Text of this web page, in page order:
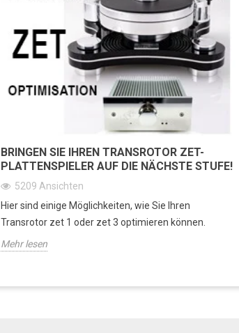
BRINGEN SIE IHREN TRANSROTOR ZET-
PLATTENSPIELER AUF DIE NÄCHSTE STUFE!
5209 Ansichten
Hier sind einige Möglichkeiten, wie Sie Ihren
Transrotor zet 1 oder zet 3 optimieren können.
Mehr lesen